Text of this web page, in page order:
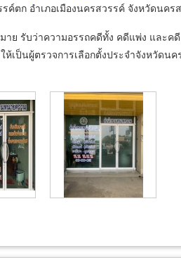
ค์ตก อำเภอเมืองนครสวรรค์ จังหวัดนคร
ย รับว่าความอรรถคดีทั้ง คดีแพ่ง และ
ห้เป็นผู้ตรวจการเลือกตั้งประจำจังหวั